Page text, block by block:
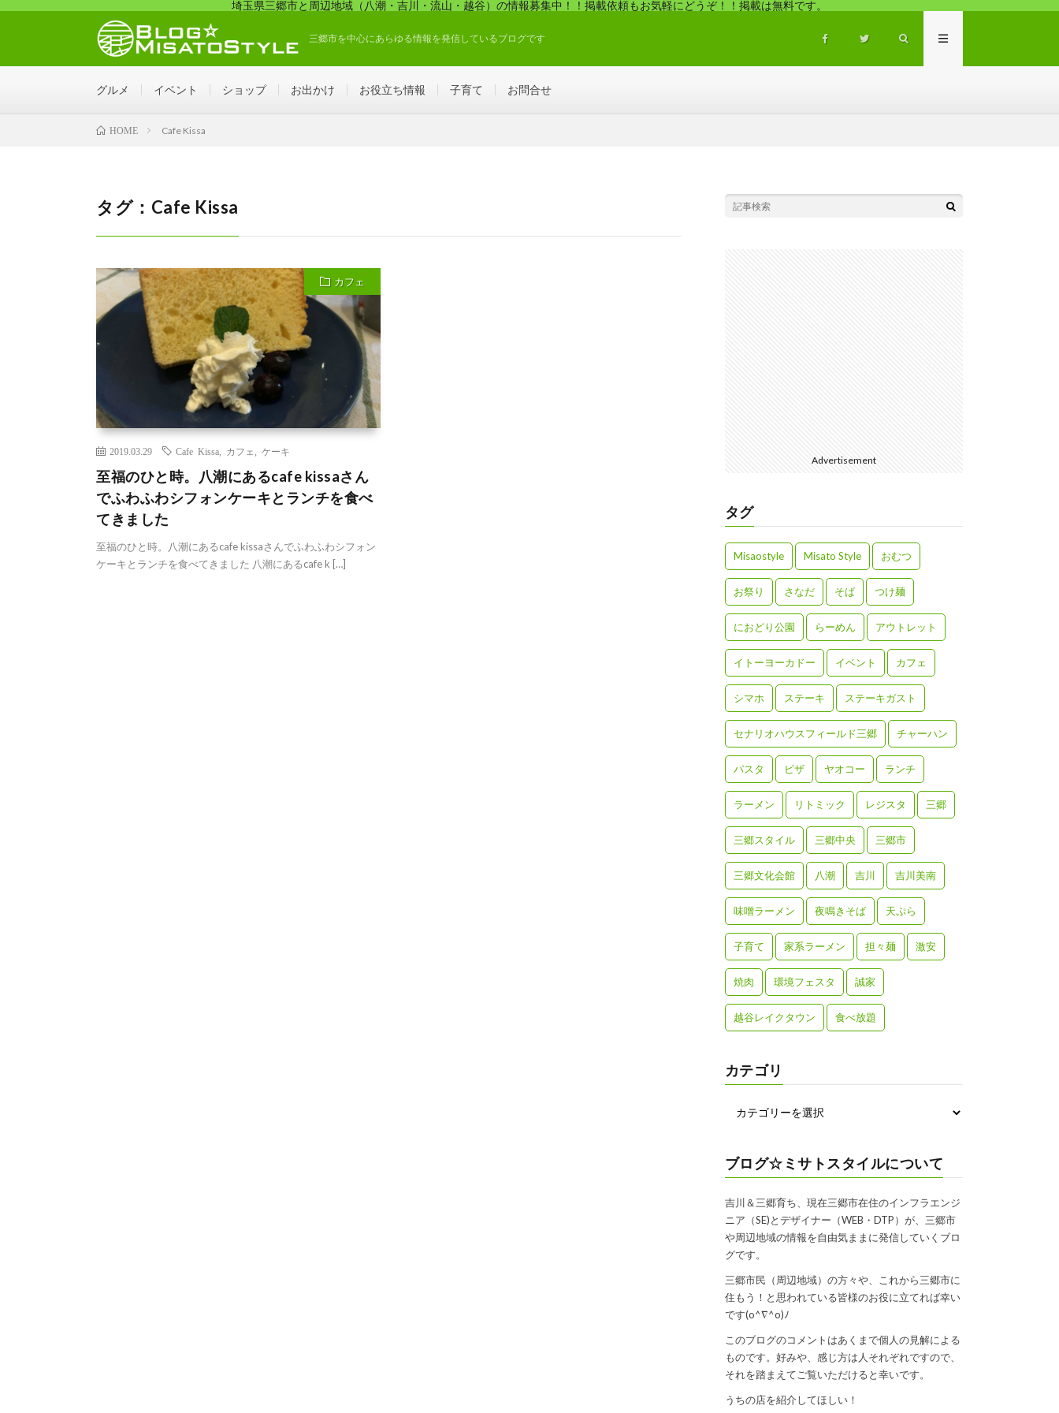
埼玉県三郷市と周辺地域（八潮・吉川・流山・越谷）の情報募集中！！掲載依頼もお気軽にどうぞ！！掲載は無料です。
三郷市を中心にあらゆる情報を発信しているブログです
グルメ イベント ショップ お出かけ お役立ち情報 子育て お問合せ
HOME Cafe Kissa
タグ：Cafe Kissa
カフェ
2019.03.29 Cafe Kissa カフェ ケーキ
至福のひと時。八潮にあるcafe kissaさん
でふわふわシフォンケーキとランチを食べ
てきました
至福のひと時。八潮にあるcafe kissaさんでふわふわシフォン
ケーキとランチを食べてきました 八潮にあるcafe k […]
Advertisement
タグ
Misaostyle Misato Style おむつ
お祭り さなだ そば つけ麺
におどり公園 らーめん アウトレット
イトーヨーカドー イベント カフェ
シマホ ステーキ ステーキガスト
セナリオハウスフィールド三郷 チャーハン
パスタ ピザ ヤオコー ランチ
ラーメン リトミック レジスタ 三郷
三郷スタイル 三郷中央 三郷市
三郷文化会館 八潮 吉川 吉川美南
味噌ラーメン 夜鳴きそば 天ぷら
子育て 家系ラーメン 担々麺 激安
焼肉 環境フェスタ 誠家
越谷レイクタウン 食べ放題
カテゴリ
ブログ☆ミサトスタイルについて
吉川＆三郷育ち、現在三郷市在住のインフラエンジ
ニア（SE)とデザイナー（WEB・DTP）が、三郷市
や周辺地域の情報を自由気ままに発信していくブロ
グです。
三郷市民（周辺地域）の方々や、これから三郷市に
住もう！と思われている皆様のお役に立てれば幸い
です(o^∇^o)ﾉ
このブログのコメントはあくまで個人の見解による
ものです。好みや、感じ方は人それぞれですので、
それを踏まえてご覧いただけると幸いです。
うちの店を紹介してほしい！